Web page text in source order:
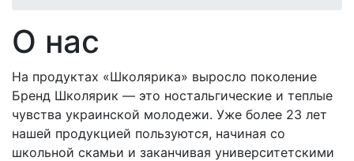
О нас
На продуктах «Школярика» выросло поколение
Бренд Школярик — это ностальгические и теплые
чувства украинской молодежи. Уже более 23 лет
нашей продукцией пользуются, начиная со
школьной скамьи и заканчивая университетскими